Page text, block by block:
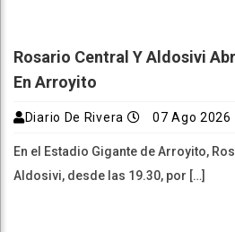
Rosario Central Y Aldosivi
En Arroyito
Diario De Rivera 07 Ago 2026
En el Estadio Gigante de Arroyito,
Aldosivi, desde las 19.30, por […]